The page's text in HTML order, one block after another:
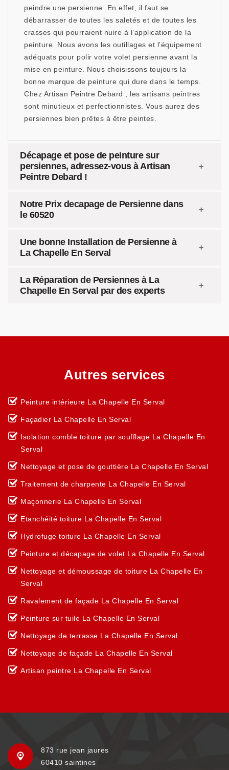
peindre une persienne. En effet, il faut se
débarrasser de toutes les saletés et de toutes les
crasses qui pourraient nuire à l’application de la
peinture. Nous avons les outillages et l’équipement
adéquats pour polir votre volet persienne avant la
mise en peinture. Nous choisissons toujours la
bonne marque de peinture qui dure dans le temps.
Chez Artisan Peintre Debard , les artisans peintres
sont minutieux et perfectionnistes. Vous aurez des
persiennes bien prêtes à être peintes.
Décapage et pose de peinture sur
persiennes, adressez-vous à Artisan
Peintre Debard !
Notre Prix decapage de Persienne dans
le 60520
Une bonne Installation de Persienne à
La Chapelle En Serval
La Réparation de Persiennes à La
Chapelle En Serval par des experts
Autres services
Peinture intérieure La Chapelle En Serval
Façadier La Chapelle En Serval
Isolation comble toiture par soufflage La Chapelle En
Serval
Nettoyage et pose de gouttière La Chapelle En Serval
Traitement de charpente La Chapelle En Serval
Maçonnerie La Chapelle En Serval
Etanchéité toiture La Chapelle En Serval
Hydrofuge toiture La Chapelle En Serval
Peinture et décapage de volet La Chapelle En Serval
Nettoyage et démoussage de toiture La Chapelle En
Serval
Ravalement de façade La Chapelle En Serval
Peinture sur tuile La Chapelle En Serval
Nettoyage de terrasse La Chapelle En Serval
Nettoyage de façade La Chapelle En Serval
Artisan peintre La Chapelle En Serval
873 rue jean jaures
60410 saintines